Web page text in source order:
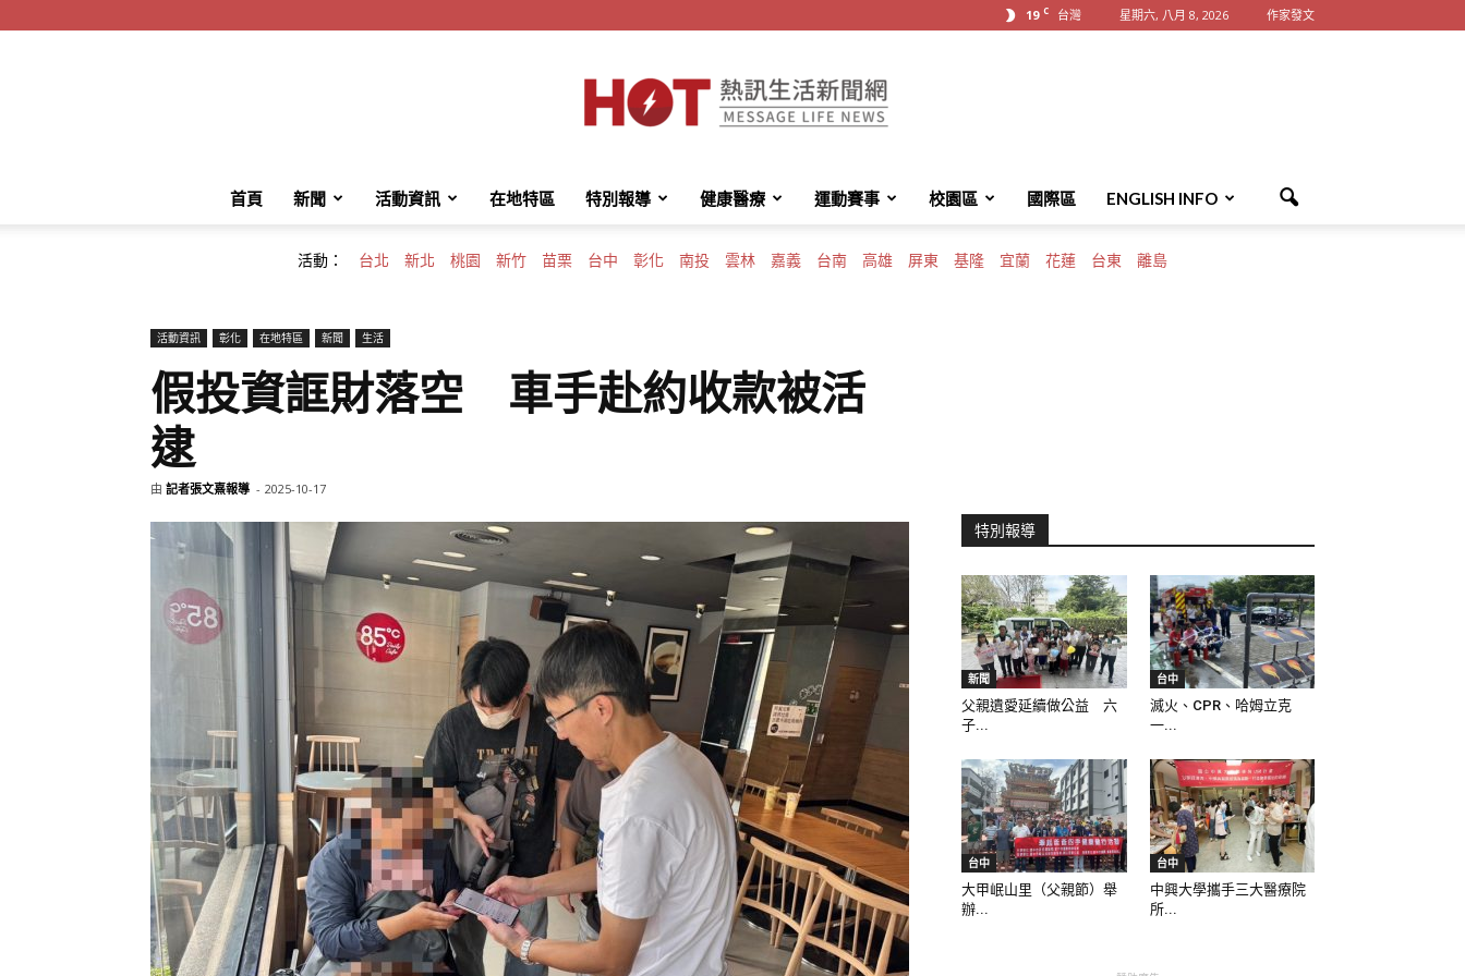
19 C 台灣 星期六, 八月 8, 2026 作家發文
HotMessage
生
活
新
首頁 新聞 活動資訊 在地特區 特別報導 健康醫療 運動賽事 校園區 國際區 ENGLISH INFO
活動： 台北 新北 桃園 新竹 苗栗 台中 彰化 南投 雲林 嘉義 台南 高雄 屏東 基隆 宜蘭 花蓮 台東 離島
活動資訊 彰化 在地特區 新聞 生活
假投資誆財落空 車手赴約收款被活
逮
由 記者張文熹報導 - 2025-10-17
特別報導
新聞
父親遺愛延續做公益 六
子...
台中
滅火、CPR、哈姆立克
一...
台中
大甲岷山里（父親節）舉
辦...
台中
中興大學攜手三大醫療院
所...